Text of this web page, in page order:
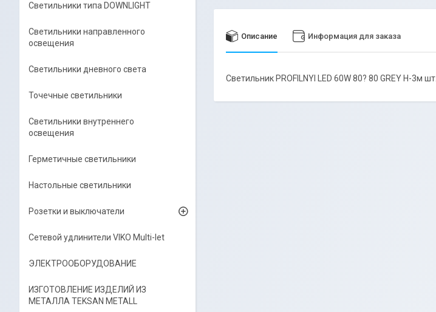
Описание Информация для заказа
Светильник PROFILNYI LED 60W 80? 80 GREY H-3м шт.
Светильники типа DOWNLIGHT
Светильники направленного
освещения
Светильники дневного света
Точечные светильники
Светильники внутреннего
освещения
Герметичные светильники
Настольные светильники
Розетки и выключатели
Сетевой удлинители VIKO Multi-let
ЭЛЕКТРООБОРУДОВАНИЕ
ИЗГОТОВЛЕНИЕ ИЗДЕЛИЙ ИЗ
МЕТАЛЛА TEKSAN METALL